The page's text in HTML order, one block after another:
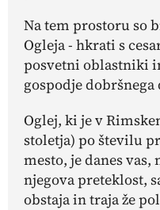
Na tem prostoru so
Ogleja - hkrati s
posvetni oblastniki
gospodje
Oglej, ki je v
stoletja) po številu
mesto, je danes vas,
njegova preteklost,
obstaja in traja že